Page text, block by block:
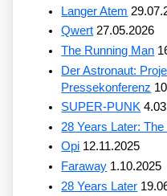
Langer Atem
Qwert 27.05.2026
The Running Man
Der Astronaut:
Pressekonferenz
SUPER-PUNK
28 Years Later:
Opi 12.11.2025
Faraway 1.10.2025
28 Years Later